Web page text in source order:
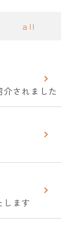
all
介されました
します